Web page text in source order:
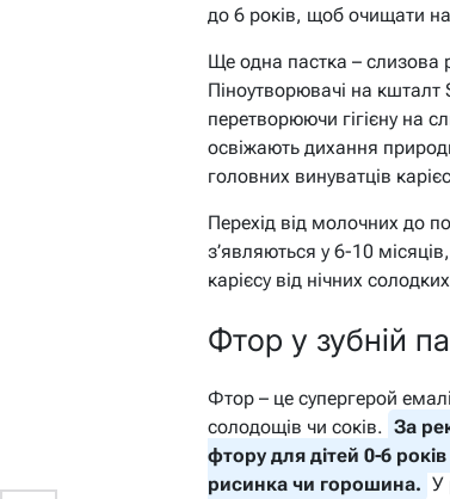
до 6 років, щоб очищати
Ще одна пастка – слизова
Піноутворювачі на кшталт
перетворюючи гігієну на
освіжають дихання
головних винуватців
Перехід від молочних до
з’являються у 6-10
карієсу від нічних
Фтор у зубній
Фтор – це супергерой
солодощів чи соків. За
фтору для дітей 0-6
рисинка чи горошина. У